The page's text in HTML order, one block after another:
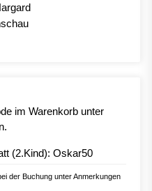
im Warenkorb unter
(2.Kind): Oskar50
der Buchung unter Anmerkungen